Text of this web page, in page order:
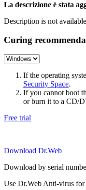
La descrizione è stata
Description is not
Curing
If the operating
Security Space.
If you cannot boot
or burn it to a CD/
Free trial
Download Dr.Web
Download by serial
Use Dr.Web Anti-virus